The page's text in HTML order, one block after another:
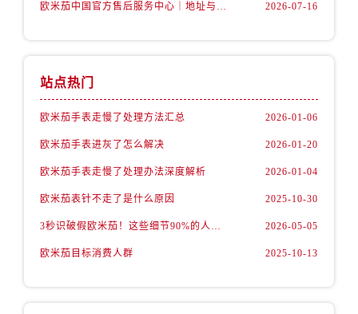
欧米茄中国官方售后服务中心｜地址与24小时服务电话权威信息公告（2026年7月最新） 2026-07-16
站点热门
欧米茄手表走慢了处理方法汇总 2026-01-06
欧米茄手表进灰了怎么解决 2026-01-20
欧米茄手表走慢了处理办法深度解析 2026-01-04
欧米茄表针不走了是什么原因 2025-10-30
3秒识破假欧米茄！这些细节90%的人都忽略了 2026-05-05
欧米茄目标消费人群 2025-10-13